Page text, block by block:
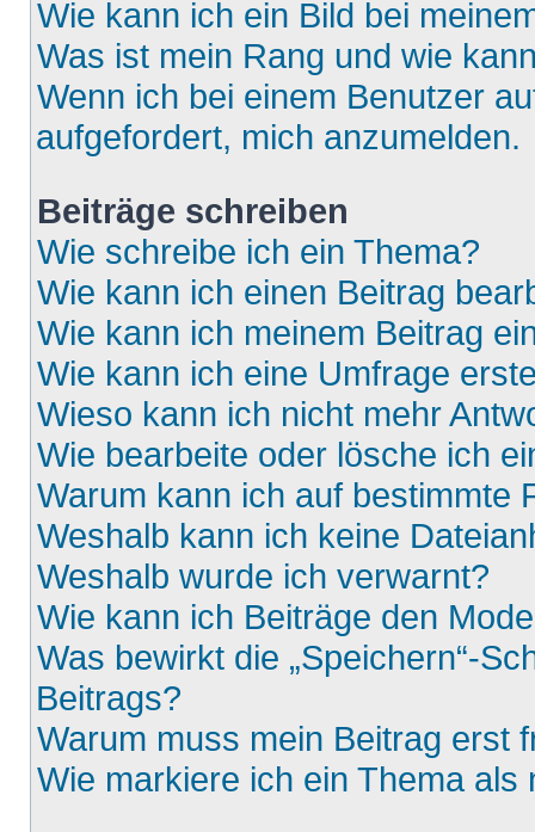
Wie kann ich ein Bild bei
Was ist mein Rang und wie
Wenn ich bei einem Benutzer
aufgefordert, mich anzumelden.
Beiträge schreiben
Wie schreibe ich ein Thema?
Wie kann ich einen Beitrag
Wie kann ich meinem Beitrag
Wie kann ich eine Umfrage
Wieso kann ich nicht mehr
Wie bearbeite oder lösche ich
Warum kann ich auf bestimmte
Weshalb kann ich keine
Weshalb wurde ich verwarnt?
Wie kann ich Beiträge den
Was bewirkt die „Speichern“-
Beitrags?
Warum muss mein Beitrag erst
Wie markiere ich ein Thema als